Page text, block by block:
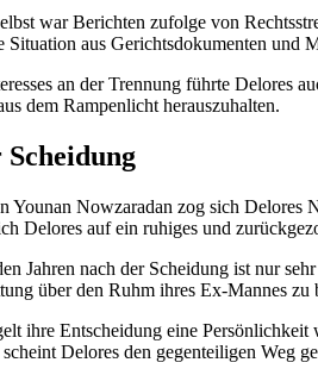
war Berichten zufolge von
Situation aus Gerichtsdokumenten und
an der Trennung führte Delores
dem Rampenlicht herauszuhalten.
Younan Nowzaradan zog sich
Delores auf ein ruhiges und
Jahren nach der Scheidung ist nur
über den Ruhm ihres Ex-Mannes zu
ihre Entscheidung eine
Delores den gegenteiligen Weg